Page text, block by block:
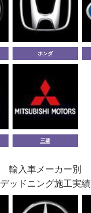
ホンダ
三菱
輸入車メーカー別
デッドニング施工実績